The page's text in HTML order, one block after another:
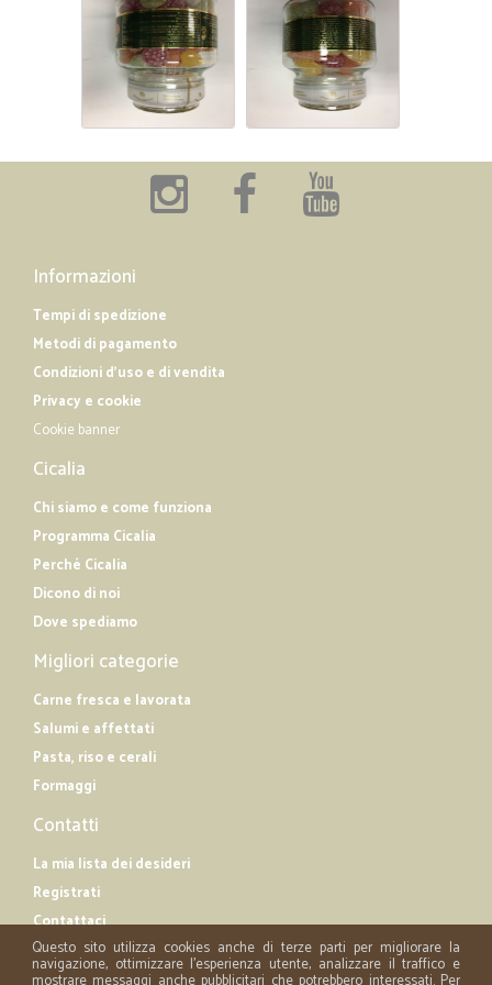
Tutto bene
Tutto bene, come mi aspettavo.
Informazioni
Tempi di spedizione
Metodi di pagamento
Condizioni d'uso e di vendita
Privacy e cookie
Cookie banner
Cicalia
Chi siamo e come funziona
Programma Cicalia
Perché Cicalia
Dicono di noi
Dove spediamo
Migliori categorie
Carne fresca e lavorata
Salumi e affettati
Pasta, riso e cerali
Formaggi
Contatti
La mia lista dei desideri
Registrati
Contattaci
Questo sito utilizza cookies anche di terze parti per migliorare la
navigazione, ottimizzare l'esperienza utente, analizzare il traffico e